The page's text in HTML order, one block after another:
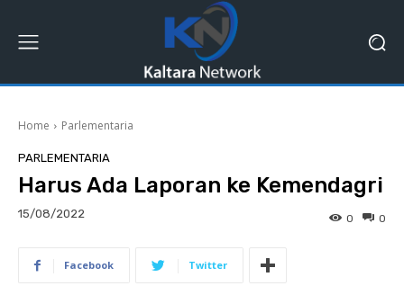
Home Parlementaria
PARLEMENTARIA
Harus Ada Laporan ke Kemendagri
15/08/2022 0
0
Facebook Twitter